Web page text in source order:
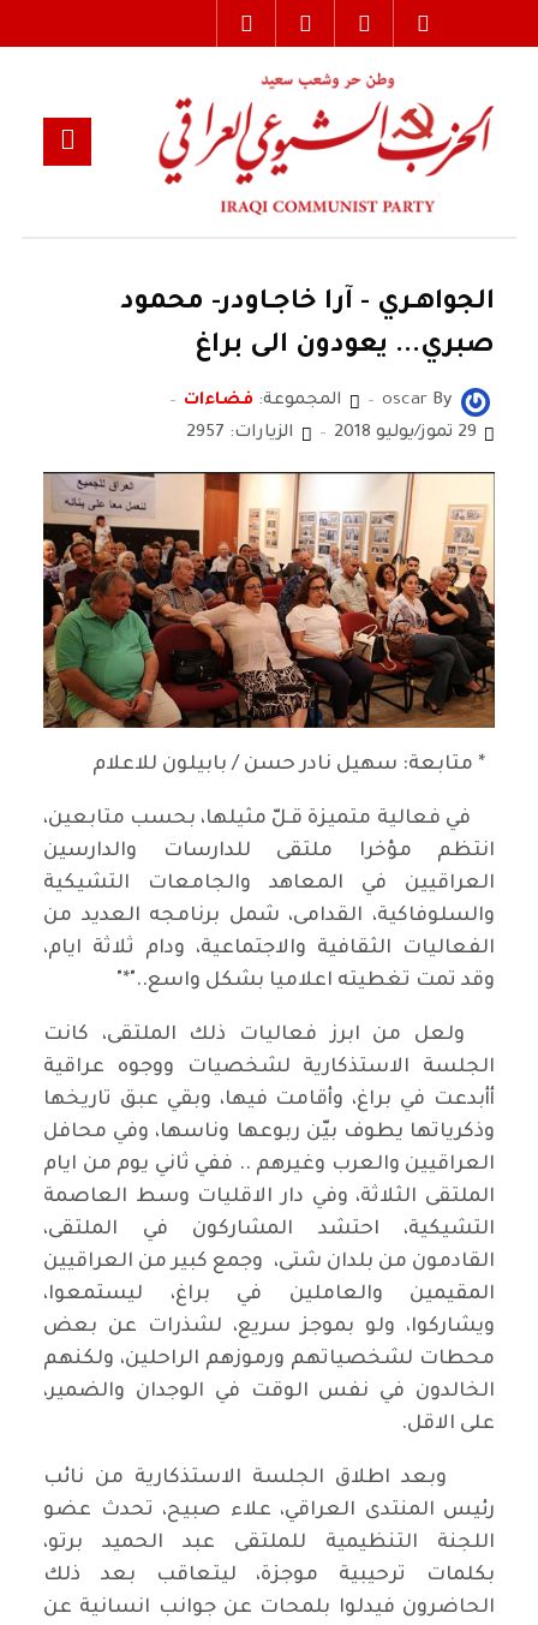
الجواهــري - آرا خاجــاودر- محمود
صبري... يعودون الى براغ
By
oscar المجموعة: فضاءات
29 تموز/يوليو 2018
الزيارات: 2957
* متابعة: سهيل نادر حسن / بابيلون للاعلام
في فعالية متميزة قـلّ مثيلها، بحسب متابعين،
انتظم مؤخرا ملتقى للدارسات والدارسين
العراقيين في المعاهد والجامعات التشيكية
والسلوفاكية، القدامى، شمل برنامجه العديد من
الفعاليات الثقافية والاجتماعية، ودام ثلاثة ايام،
وقد تمت تغطيته اعلاميا بشكل واسع.."*"
ولعل من ابرز فعاليات ذلك الملتقى، كانت
الجلسة الاستذكارية لشخصيات ووجوه عراقية
أأبدعت في براغ، وأقامت فيها، وبقي عبق تاريخها
وذكرياتها يطوف بيّن ربوعها وناسها، وفي محافل
العراقيين والعرب وغيرهم .. ففي ثاني يوم من ايام
الملتقى الثلاثة، وفي دار الاقليات وسط العاصمة
التشيكية، احتشد المشاركون في الملتقى،
القادمون من بلدان شتى، وجمع كبير من العراقيين
المقيمين والعاملين في براغ، ليستمعوا،
ويشاركوا، ولو بموجز سريع، لشذرات عن بعض
محطات لشخصياتهم ورموزهم الراحلين، ولكنهم
الخالدون في نفس الوقت في الوجدان والضمير،
على الاقل.
وبعد اطلاق الجلسة الاستذكارية من نائب
رئيس المنتدى العراقي، علاء صبيح، تحدث عضو
اللجنة التنظيمية للملتقى عبد الحميد برتو،
بكلمات ترحيبية موجزة، ليتعاقب بعد ذلك
الحاضرون فيدلوا بلمحات عن جوانب انسانية عن